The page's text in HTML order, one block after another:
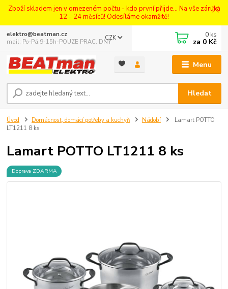
Zboží skladem jen v omezeném počtu - kdo první přijde... Na vše záruka
12 - 24 měsíců! Odesíláme okamžitě!
Menu
CZK
Hledat
elektro@beatman.cz
mail: Po-Pá:9-15h-POUZE PRAC. DNY
0 ks
za 0 Kč
Úvod Domácnost, domácí potřeby a kuchyň Nádobí
Lamart POTTO
LT1211 8 ks
Lamart POTTO LT1211 8 ks
Doprava ZDARMA